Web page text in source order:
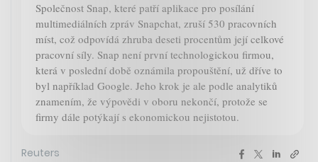
Společnost Snap, které patří aplikace pro posílání
multimediálních zpráv Snapchat, zruší 530 pracovních
míst, což odpovídá zhruba deseti procentům její celkové
pracovní síly. Snap není první technologickou firmou,
která v poslední době oznámila propouštění, už dříve to
byl například Google. Jeho krok je ale podle analytiků
znamením, že výpovědi v oboru nekončí, protože se
firmy dále potýkají s ekonomickou nejistotou.
Reuters